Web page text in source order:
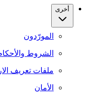
أخرى
المورّدون
الشروط والأحكام
ملفات تعريف الارتباط
الأمان